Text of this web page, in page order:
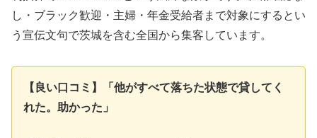
し・ブラック歓迎・主婦・年金受給者まで対象にするとい
う宣伝文句で茨城を含む全国から集客しています。
【良い口コミ】「他がすべて落ちた状態で貸してく
れた。助かった」